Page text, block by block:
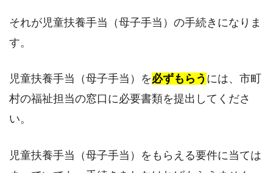
それが児童扶養手当（母子手当）の手続きになりま
す。
児童扶養手当（母子手当）を必ずもらう には、市町
村の福祉担当の窓口に必要書類を提出してくださ
い。
児童扶養手当（母子手当）をもらえる要件に当ては